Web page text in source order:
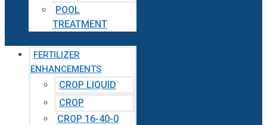
POOL
TREATMENT
FERTILIZER
ENHANCEMENTS
CROP LIQUID
CROP
CROP 16-40-0